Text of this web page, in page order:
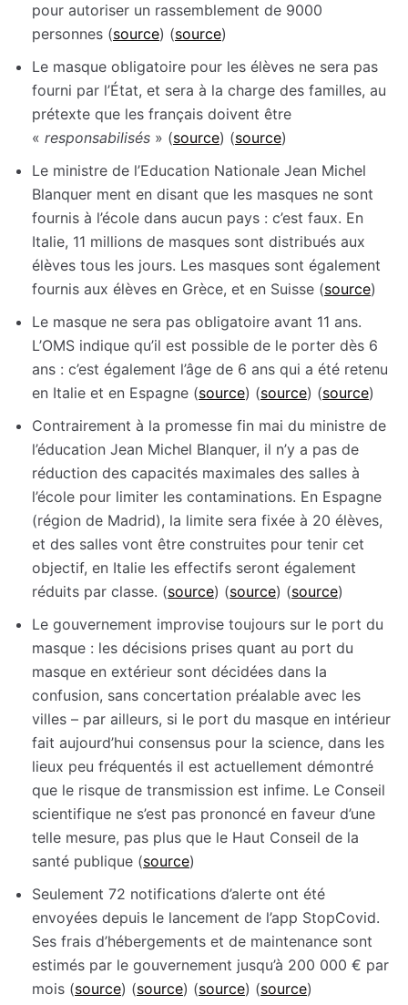
pour autoriser un rassemblement de 9000
personnes (source) (source)
Le masque obligatoire pour les élèves ne sera pas
fourni par l’État, et sera à la charge des familles, au
prétexte que les français doivent être
« responsabilisés » (source) (source)
Le ministre de l’Education Nationale Jean Michel
Blanquer ment en disant que les masques ne sont
fournis à l’école dans aucun pays : c’est faux. En
Italie, 11 millions de masques sont distribués aux
élèves tous les jours. Les masques sont également
fournis aux élèves en Grèce, et en Suisse (source)
Le masque ne sera pas obligatoire avant 11 ans.
L’OMS indique qu’il est possible de le porter dès 6
ans : c’est également l’âge de 6 ans qui a été retenu
en Italie et en Espagne (source) (source) (source)
Contrairement à la promesse fin mai du ministre de
l’éducation Jean Michel Blanquer, il n’y a pas de
réduction des capacités maximales des salles à
l’école pour limiter les contaminations. En Espagne
(région de Madrid), la limite sera fixée à 20 élèves,
et des salles vont être construites pour tenir cet
objectif, en Italie les effectifs seront également
réduits par classe. (source) (source) (source)
Le gouvernement improvise toujours sur le port du
masque : les décisions prises quant au port du
masque en extérieur sont décidées dans la
confusion, sans concertation préalable avec les
villes – par ailleurs, si le port du masque en intérieur
fait aujourd’hui consensus pour la science, dans les
lieux peu fréquentés il est actuellement démontré
que le risque de transmission est infime. Le Conseil
scientifique ne s’est pas prononcé en faveur d’une
telle mesure, pas plus que le Haut Conseil de la
santé publique (source)
Seulement 72 notifications d’alerte ont été
envoyées depuis le lancement de l’app StopCovid.
Ses frais d’hébergements et de maintenance sont
estimés par le gouvernement jusqu’à 200 000 € par
mois (source) (source) (source) (source)